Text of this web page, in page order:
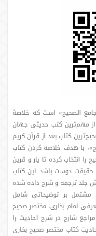
الصحیح» است که خلاصۀ
مهم‌ترین کتب حدیثی جهان
کتاب بعد از قرآن کریم
با هدف خلاصه کردن کتاب
را انتخاب کرده تا یار و قرین
دوست باشد. این کتاب
جلد ترجمه و شرح داده شده
45 صفحه ای مشتمل بر توضیحاتی شامل
امام بخاری، مختصر صحیح
شارح در شرح احادیث را
کتاب مختصر صحیح بخاری